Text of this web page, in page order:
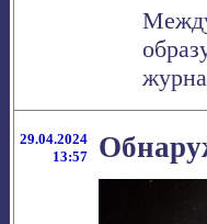
29.04.2024
13:57